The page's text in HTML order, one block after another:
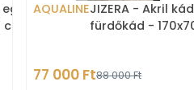
egyenesAQUALINEJIZERA - Akril
fürdőkád -
77 000 Ft88 000 Ft